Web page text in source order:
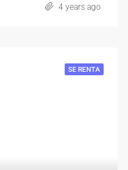
4 years ago
SE RENTA